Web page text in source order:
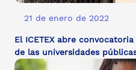
21 de enero de 2022
El ICETEX abre
de las universidades